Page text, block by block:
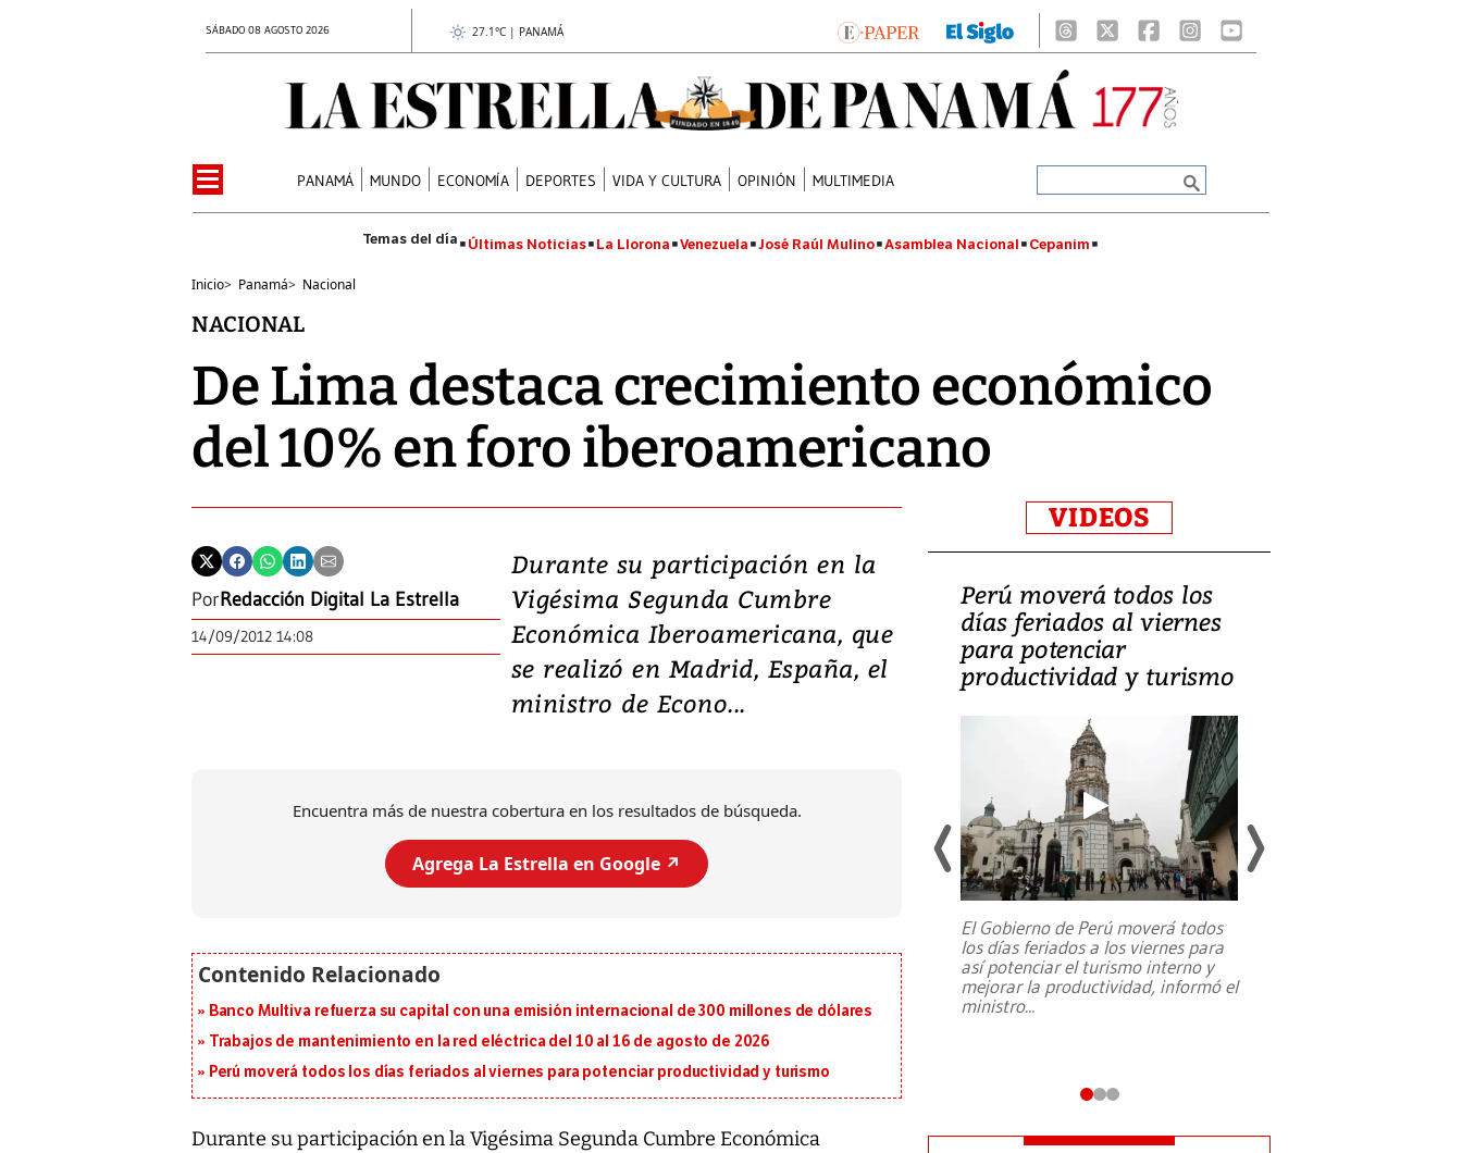
SÁBADO 08 AGOSTO 2026 27.1°C | PANAMÁ
PANAMÁ MUNDO ECONOMÍA DEPORTES VIDA Y CULTURA OPINIÓN MULTIMEDIA
Últimas Noticias La Llorona Venezuela José Raúl Mulino Asamblea Nacional Cepanim
Inicio> Panamá> Nacional
NACIONAL
De Lima destaca crecimiento económico
del 10% en foro iberoamericano
PorRedacción Digital La Estrella
14/09/2012 14:08
Durante su participación en la
Vigésima Segunda Cumbre
Económica Iberoamericana, que
se realizó en Madrid, España, el
ministro de Econo...
Encuentra más de nuestra cobertura en los resultados de búsqueda.
Agrega La Estrella en Google ↗️
Banco Multiva refuerza su capital con una emisión internacional de 300 millones de dólares
Trabajos de mantenimiento en la red eléctrica del 10 al 16 de agosto de 2026
Perú moverá todos los días feriados al viernes para potenciar productividad y turismo
Durante su participación en la Vigésima Segunda Cumbre Económica
VIDEOS
Video: Lula lanza su
candidatura con
promesas de inversión
en defensa, educación y
tierras raras
Entre recuerdos y escuetas
da Silva, oficializó este domingo su
candidatura ...
Perú moverá todos los
días feriados al viernes
para potenciar
productividad y turismo
El Gobierno de Perú moverá todos
los días feriados a los viernes para
así potenciar el turismo interno y
mejorar la productividad, informó el
ministro...